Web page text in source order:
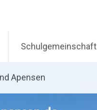
Schulgemeinschaft
Apensen